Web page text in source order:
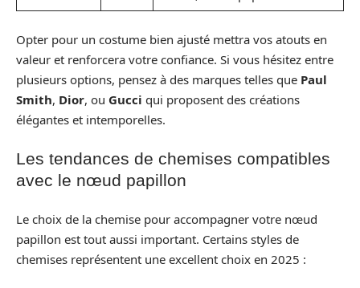
Opter pour un costume bien ajusté mettra vos atouts en
valeur et renforcera votre confiance. Si vous hésitez entre
plusieurs options, pensez à des marques telles que Paul
Smith, Dior, ou Gucci qui proposent des créations
élégantes et intemporelles.
Les tendances de chemises compatibles
avec le nœud papillon
Le choix de la chemise pour accompagner votre nœud
papillon est tout aussi important. Certains styles de
chemises représentent une excellent choix en 2025 :